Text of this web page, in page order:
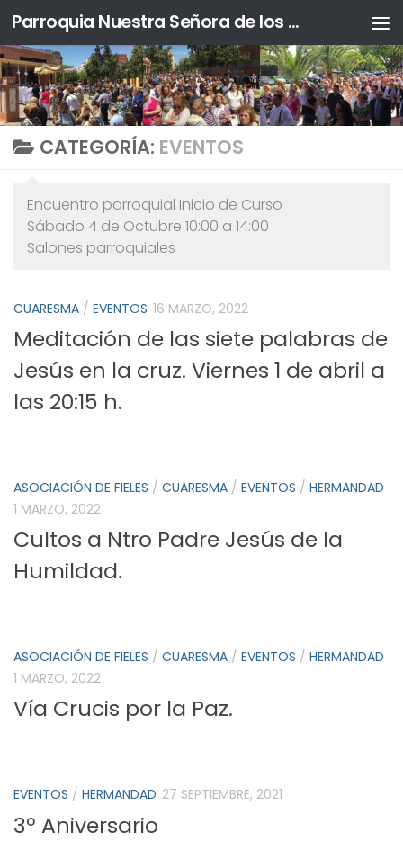
Saltar al contenido Parroquia Nuestra Señora de los Ángeles y Sta. Ángela de la Cruz
CATEGORÍA: EVENTOS
Encuentro parroquial Inicio de Curso
Sábado 4 de Octubre 10:00 a 14:00
Salones parroquiales
CUARESMA / EVENTOS 16 MARZO, 2022
Meditación de las siete palabras de
Jesús en la cruz. Viernes 1 de abril a
las 20:15 h.
ASOCIACIÓN DE FIELES / CUARESMA / EVENTOS / HERMANDAD
1 MARZO, 2022
Cultos a Ntro Padre Jesús de la
Humildad.
ASOCIACIÓN DE FIELES / CUARESMA / EVENTOS / HERMANDAD
1 MARZO, 2022
Vía Crucis por la Paz.
EVENTOS / HERMANDAD 27 SEPTIEMBRE, 2021
3º Aniversario